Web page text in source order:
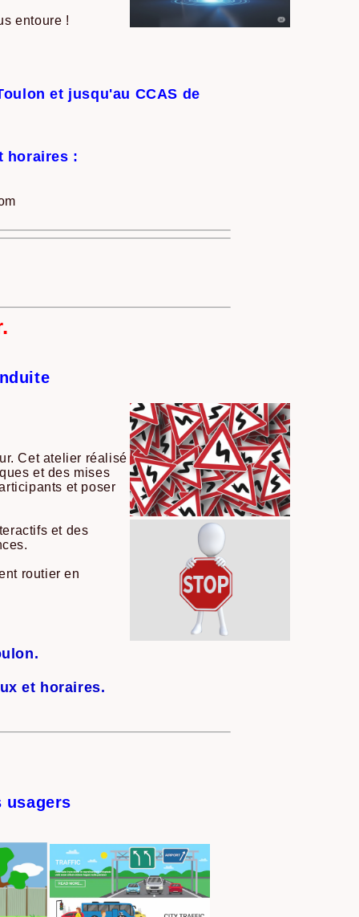
entoure !
et jusqu'au CCAS de
horaires :
Cet atelier réalisé
et des mises
et poser
et des
routier en
et horaires.
usagers